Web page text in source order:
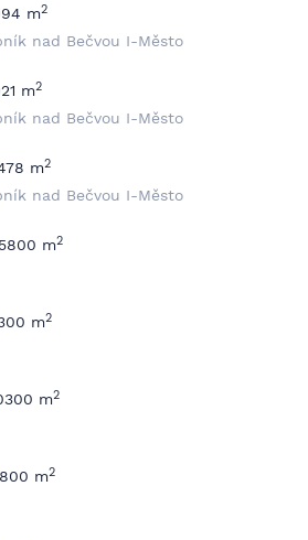
m2
nad Bečvou I-Město
m2
nad Bečvou I-Město
m2
nad Bečvou I-Město
m2
m2
m2
m2